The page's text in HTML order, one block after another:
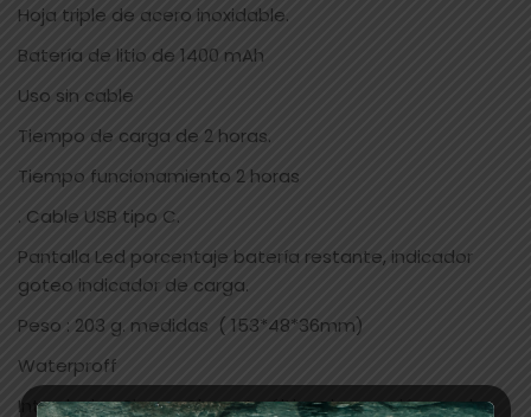
Hoja triple de acero inoxidable.
Batería de litio de 1400 mAh
Uso sin cable
Tiempo de carga de 2 horas.
Tiempo funcionamiento 2 horas
. Cable USB tipo C.
Pantalla Led porcentaje batería restante, indicador
goteo indicador de carga.
Peso : 203 g. medidas ( 153*48*36mm)
Waterproff
Introducing Shaver Sharp: La última innovación en el